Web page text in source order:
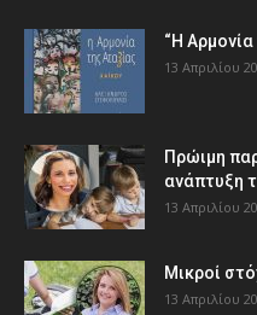
“Η
13 Απριλίου
Πρώιμη
ανάπτυξη
13 Απριλίου
Μικροί
13 Απριλίου